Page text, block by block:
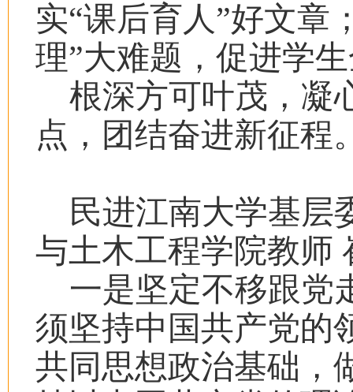
实“课后育人”好文章
理”大难题，促进学
根深方可叶茂，凝
点，团结奋进新征程
民进江南大学基层
与土木工程学院教师
一是坚定不移跟党
须坚持中国共产党的
共同思想政治基础，